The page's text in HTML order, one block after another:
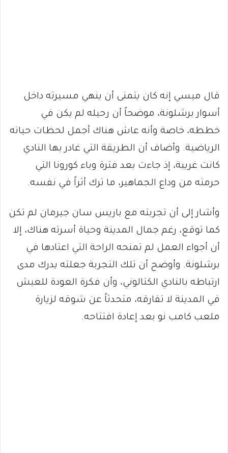
قال ميسي إنه كان يتمنى أن ينهي مسيرته داخل
أسوار برشلونة، موضحاً أن رحيله لم يكن في
خططه، خاصة وأنه عاش هناك أجمل لحظات حياته
الرياضية. وأضاف أن الطريقة التي غادر بها النادي
كانت غريبة، إذ جاءت بعد فترة وباء كورونا التي
حرمته من وداع الجماهير، ما ترك أثراً في نفسه.
وأشار إلى أن تجربته مع باريس سان جيرمان لم تكن
كما توقع، رغم جمال المدينة وحياة أسرته هناك، إلا
أن أجواء العمل لم تمنحه الراحة التي اعتادها في
برشلونة. وأوضح أن تلك التجربة جعلته يدرك مدى
ارتباطه بالنادي الكتالوني، وأن فكرة العودة للعيش
في المدينة لا تفارقه، متحدثاً عن شوقه لزيارة
ملعب كامب نو بعد إعادة افتتاحه.